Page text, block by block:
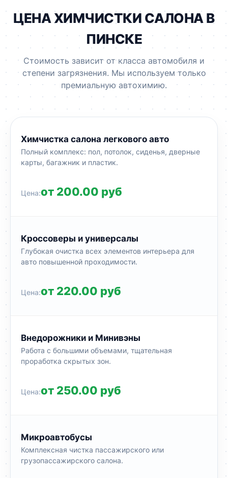
ЦЕНА ХИМЧИСТКИ САЛОНА В
ПИНСКЕ
Стоимость зависит от класса автомобиля и
степени загрязнения. Мы используем только
премиальную автохимию.
Химчистка салона легкового авто
Полный комплекс: пол, потолок, сиденья, дверные
карты, багажник и пластик.
от 200.00 руб
Кроссоверы и универсалы
Глубокая очистка всех элементов интерьера для
авто повышенной проходимости.
от 220.00 руб
Внедорожники и Минивэны
Работа с большими объемами, тщательная
проработка скрытых зон.
от 250.00 руб
Микроавтобусы
Комплексная чистка пассажирского или
грузопассажирского салона.